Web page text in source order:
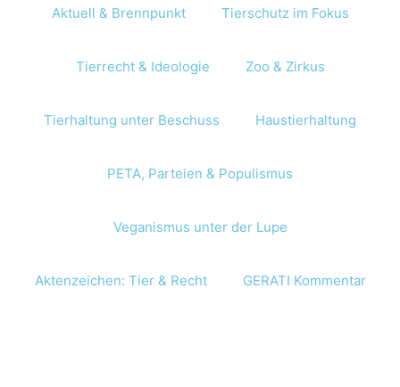
Aktuell & Brennpunkt Tierschutz im Fokus
Tierrecht & Ideologie Zoo & Zirkus
Tierhaltung unter Beschuss Haustierhaltung
PETA, Parteien & Populismus
Veganismus unter der Lupe
Aktenzeichen: Tier & Recht GERATI Kommentar